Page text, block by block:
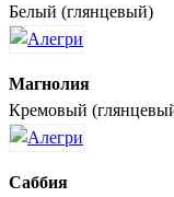
Белый (глянцевый)
Магнолия
Кремовый
Саббия